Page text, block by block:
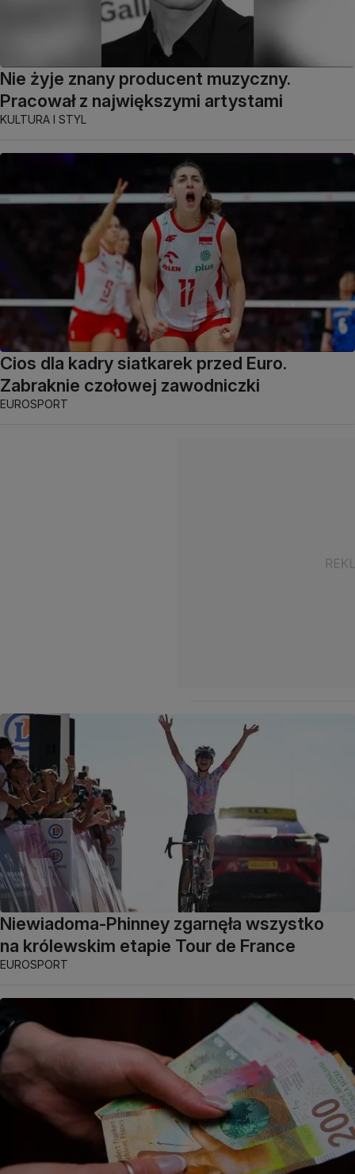
Nie żyje znany producent muzyczny.
Pracował z największymi artystami
KULTURA I STYL
Cios dla kadry siatkarek przed Euro.
Zabraknie czołowej zawodniczki
EUROSPORT
Niewiadoma-Phinney zgarnęła wszystko
na królewskim etapie Tour de France
EUROSPORT